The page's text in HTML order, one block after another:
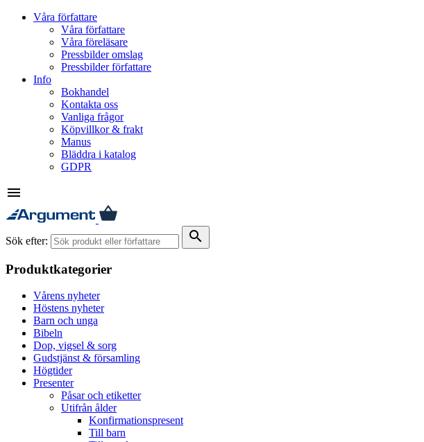
Våra författare
Våra författare
Våra föreläsare
Pressbilder omslag
Pressbilder författare
Info
Bokhandel
Kontakta oss
Vanliga frågor
Köpvillkor & frakt
Manus
Bläddra i katalog
GDPR
menu
Sök efter: search
Produktkategorier
Vårens nyheter
Höstens nyheter
Barn och unga
Bibeln
Dop, vigsel & sorg
Gudstjänst & församling
Högtider
Presenter
Påsar och etiketter
Utifrån ålder
Konfirmationspresent
Till barn